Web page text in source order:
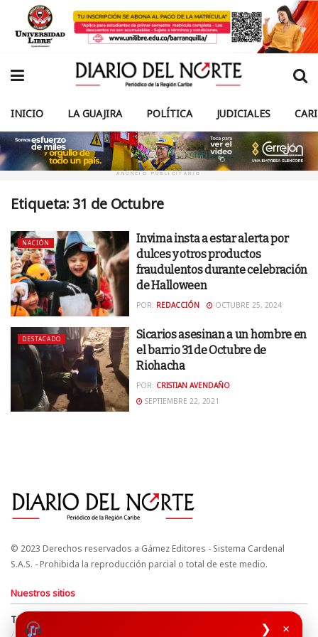
❯ ×
INICIO LA GUAJIRA POLÍTICA JUDICIALES
ANUNCIO PUBLICITARIO
Etiqueta: 31 de Octubre
NACIÓN
Invima insta a estar alerta por
dulces y otros productos
fraudulentos durante celebración
de Halloween
POR: REDACCIÓN OCTUBRE 25, 2024
DESTACADO
Sicarios asesinan a un hombre en
el barrio 31 de Octubre de
Riohacha
POR: CRISTIAN AVENDAÑO
SEPTIEMBRE 22, 2021
© 2023 Derechos reservados a Gámez Editores - Sistema Cardenal
S.A.S. - Prohibida la reproducción parcial o total de este medio.
Nuestros sitios
Términos y Condiciones
Derechos de Autor y Propiedad Intelectual